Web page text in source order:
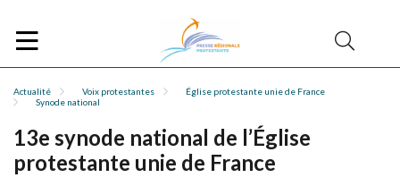
Actualité Voix protestantes
Église protestante unie de France
Synode national
13e synode national de l’Église
protestante unie de France